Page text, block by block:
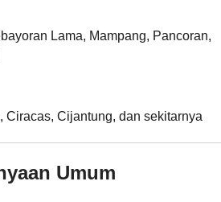
Lama, Mampang, Pancoran,
Ciracas, Cijantung, dan sekitarnya
Umum